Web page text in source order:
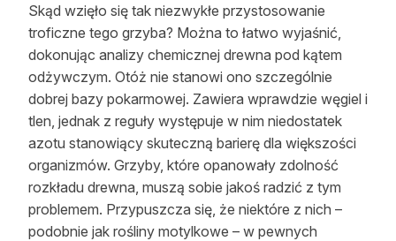
Skąd wzięło się tak niezwykłe przystosowanie
troficzne tego grzyba? Można to łatwo wyjaśnić,
dokonując analizy chemicznej drewna pod kątem
odżywczym. Otóż nie stanowi ono szczególnie
dobrej bazy pokarmowej. Zawiera wprawdzie węgiel i
tlen, jednak z reguły występuje w nim niedostatek
azotu stanowiący skuteczną barierę dla większości
organizmów. Grzyby, które opanowały zdolność
rozkładu drewna, muszą sobie jakoś radzić z tym
problemem. Przypuszcza się, że niektóre z nich –
podobnie jak rośliny motylkowe – w pewnych